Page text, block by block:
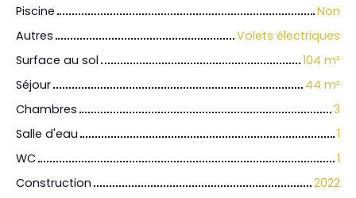
Piscine
Non
Autres
Volets électriques
Surface au sol
104 m²
Séjour
44 m²
Chambres
3
Salle d'eau
1
WC
1
Construction
2022